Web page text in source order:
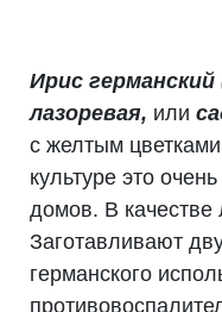
Ирис
лазоревая, или
с желтым
культуре это
домов. В
Заготавливают
германского